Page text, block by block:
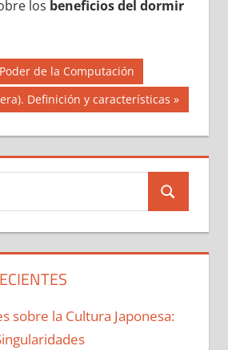
los beneficios del dormir
de la Computación
Definición y características
Buscar
sobre la Cultura Japonesa: